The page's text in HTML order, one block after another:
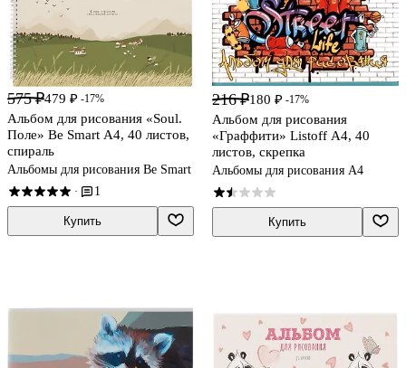
575 ₽479 ₽ -17%
Альбом для рисования «Soul.
Поле» Be Smart А4, 40 листов,
спираль
Альбомы для рисования Be Smart
· 1
Купить
216 ₽180 ₽ -17%
Альбом для рисования
«Граффити» Listoff А4, 40
листов, скрепка
Альбомы для рисования А4
Купить